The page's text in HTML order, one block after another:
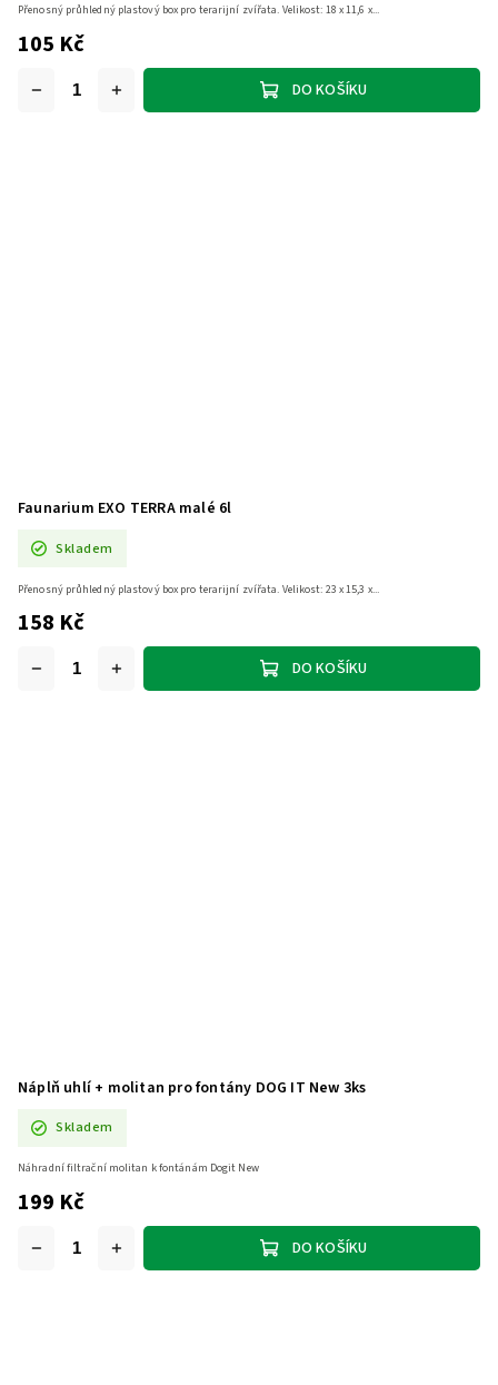
105 Kč
DO KOŠÍKU
Přenosný průhledný plastový box pro terarijní zvířata. Velikost: 18 x 11,6 x...
Faunarium EXO TERRA malé 6l
Skladem
158 Kč
DO KOŠÍKU
Přenosný průhledný plastový box pro terarijní zvířata. Velikost: 23 x 15,3 x...
Náplň uhlí + molitan pro fontány DOG IT New 3ks
Skladem
199 Kč
DO KOŠÍKU
Náhradní filtrační molitan k fontánám Dogit New